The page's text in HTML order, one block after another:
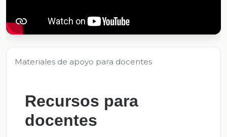
Materiales de apoyo para docentes
Recursos para
docentes